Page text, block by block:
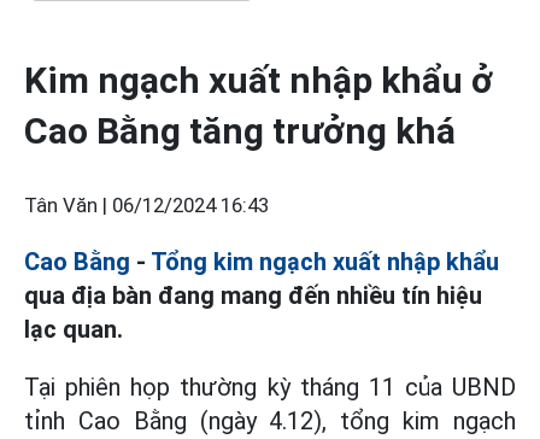
Kim ngạch xuất nhập khẩu ở
Cao Bằng tăng trưởng khá
Tân Văn | 06/12/2024 16:43
Cao Bằng - Tổng kim ngạch xuất nhập khẩu
qua địa bàn đang mang đến nhiều tín hiệu
lạc quan.
Tại phiên họp thường kỳ tháng 11 của UBND
tỉnh Cao Bằng (ngày 4.12), tổng kim ngạch